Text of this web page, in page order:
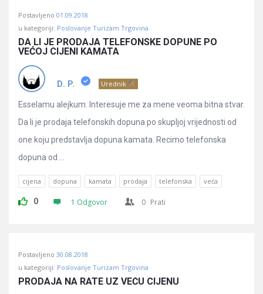
Postavljeno 01.09.2018
u kategoriji: Poslovanje Turizam Trgovina
DA LI JE PRODAJA TELEFONSKE DOPUNE PO
VEĆOJ CIJENI KAMATA
D. P. Urednik
Esselamu alejkum. Interesuje me za mene veoma bitna stvar.
Da li je prodaja telefonskih dopuna po skupljoj vrijednosti od
one koju predstavlja dopuna kamata. Recimo telefonska
dopuna od ...
cijena dopuna kamata prodaja telefonska veća
0 1 Odgovor 0 Prati
Postavljeno 30.08.2018
u kategoriji: Poslovanje Turizam Trgovina
PRODAJA NA RATE UZ VEĆU CIJENU